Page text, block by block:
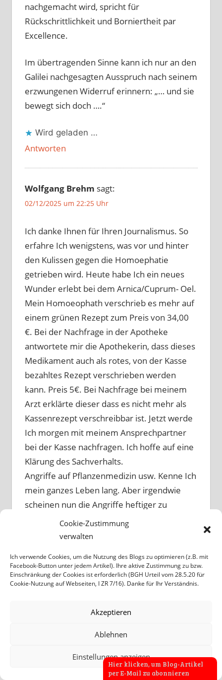
Cookie-Zustimmung
verwalten
Ich verwende Cookies, um die Nutzung des Blogs zu optimieren (z.B. mit
Facebook-Button unter jedem Artikel). Ihre aktive Zustimmung zu bzw.
Einschränkung der Cookies ist erforderlich (BGH Urteil vom 28.5.20 für
Cookie-Nutzung auf Webseiten, I ZR 7/16). Danke für Ihr Verständnis.
Akzeptieren
Ablehnen
Einstellungen anzeigen
nachgemacht wird, spricht für
Rückschrittlichkeit und Borniertheit par
Excellence.
Im übertragenden Sinne kann ich nur an den
Galilei nachgesagten Ausspruch nach seinem
erzwungenen Widerruf erinnern: „… und sie
bewegt sich doch ….“
Wird geladen …
Antworten
Wolfgang Brehm sagt:
02/12/2025 um 22:25 Uhr
Ich danke Ihnen für Ihren Journalismus. So
erfahre Ich wenigstens, was vor und hinter
den Kulissen gegen die Homoephatie
getrieben wird. Heute habe Ich ein neues
Wunder erlebt bei dem Arnica/Cuprum- Oel.
Mein Homoeophath verschrieb es mehr auf
einem grünen Rezept zum Preis von 34,00
€. Bei der Nachfrage in der Apotheke
antwortete mir die Apothekerin, dass dieses
Medikament auch als rotes, von der Kasse
bezahltes Rezept verschrieben werden
kann. Preis 5€. Bei Nachfrage bei meinem
Arzt erklärte dieser dass es nicht mehr als
Kassenrezept verschreibbar ist. Jetzt werde
Ich morgen mit meinem Ansprechpartner
bei der Kasse nachfragen. Ich hoffe auf eine
Klärung des Sachverhalts.
Angriffe auf Pflanzenmedizin usw. Kenne Ich
mein ganzes Leben lang. Aber irgendwie
scheinen nun die Angriffe heftiger zu
Wird geladen …
Antworten
Bitte nutzen Sie Ihren Klarnamen, wenn
Brief unterschreiben. So bleibt die
Diskussion transparent. Beiträge unter
Hier klicken, um Blog-Artikel
per E-Mail zu abonnieren